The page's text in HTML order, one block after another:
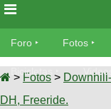
Foro
Foro
TÃ©cnica
Fotos
Foro Fotos
Bicicletas
> Fotos >
DH, Freeride.